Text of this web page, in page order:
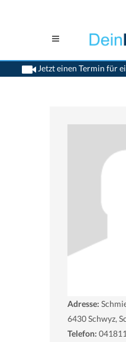
Jetzt einen Termin für
>Allgemeinaerzte>Schwyz>
Adresse:
6430Schwyz,
Telefon: